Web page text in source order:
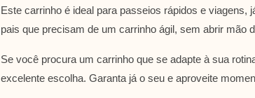
Este carrinho é ideal para passeios rápidos e viagens,
pais que precisam de um carrinho ágil, sem abrir mão
Se você procura um carrinho que se adapte à sua
excelente escolha. Garanta já o seu e aproveite